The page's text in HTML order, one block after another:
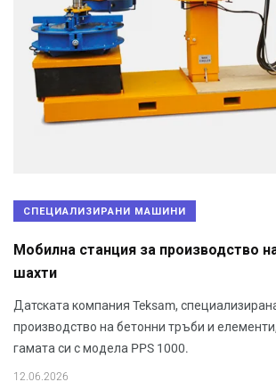
СПЕЦИАЛИЗИРАНИ МАШИНИ
Мобилна станция за производство
шахти
Датската компания Teksam,
производство на бетонни тръби и
гамата си с модела PPS 1000.
12.06.2026